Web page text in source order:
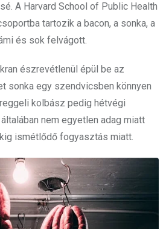
A Harvard School of Public Health
tartozik a bacon, a sonka, a
és sok felvágott.
észrevétlenül épül be az
sonka egy szendvicsben könnyen
kolbász pedig hétvégi
nem egyetlen adag miatt
ismétlődő fogyasztás miatt.